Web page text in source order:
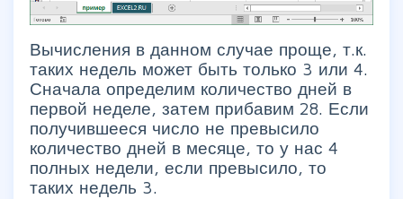
Вычисления в данном случае проще, т.к.
таких недель может быть только 3 или 4.
Сначала определим количество дней в
первой неделе, затем прибавим 28. Если
получившееся число не превысило
количество дней в месяце, то у нас 4
полных недели, если превысило, то
таких недель 3.